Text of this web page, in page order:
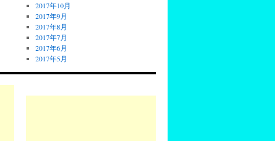
2017年10月
2017年9月
2017年8月
2017年7月
2017年6月
2017年5月